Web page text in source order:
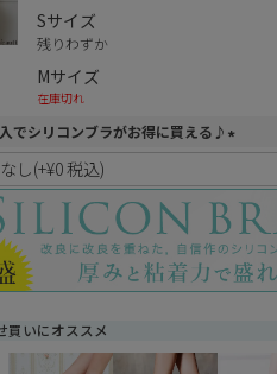
Sサイズ
残りわずか
Mサイズ
在庫切れ
でシリコンブラがお得に買える♪
(
須
)
買いにオススメ